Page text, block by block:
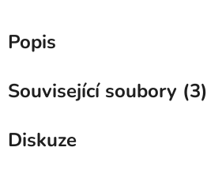
Popis
Související soubory (3)
Diskuze